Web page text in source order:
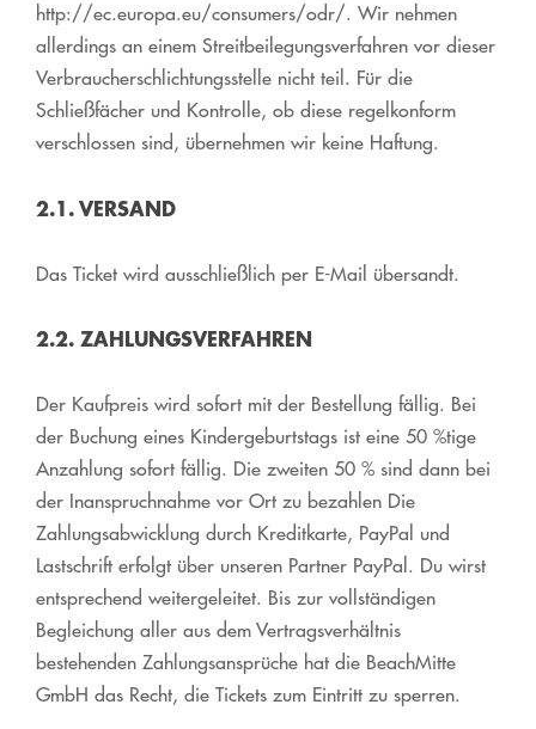
http://ec.europa.eu/consumers/odr/. Wir nehmen
allerdings an einem Streitbeilegungsverfahren vor dieser
Verbraucherschlichtungsstelle nicht teil. Für die
Schließfächer und Kontrolle, ob diese regelkonform
verschlossen sind, übernehmen wir keine Haftung.
2.1. VERSAND
Das Ticket wird ausschließlich per E-Mail übersandt.
2.2. ZAHLUNGSVERFAHREN
Der Kaufpreis wird sofort mit der Bestellung fällig. Bei
der Buchung eines Kindergeburtstags ist eine 50 %tige
Anzahlung sofort fällig. Die zweiten 50 % sind dann bei
der Inanspruchnahme vor Ort zu bezahlen Die
Zahlungsabwicklung durch Kreditkarte, PayPal und
Lastschrift erfolgt über unseren Partner PayPal. Du wirst
entsprechend weitergeleitet. Bis zur vollständigen
Begleichung aller aus dem Vertragsverhältnis
bestehenden Zahlungsansprüche hat die BeachMitte
GmbH das Recht, die Tickets zum Eintritt zu sperren.